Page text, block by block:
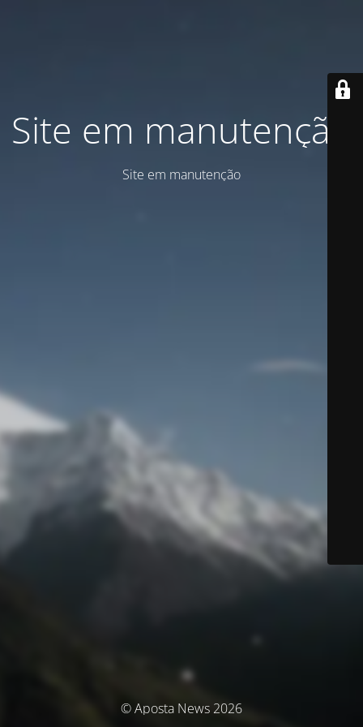
Site em manutenção
Site em manutenção
© Aposta News 2026